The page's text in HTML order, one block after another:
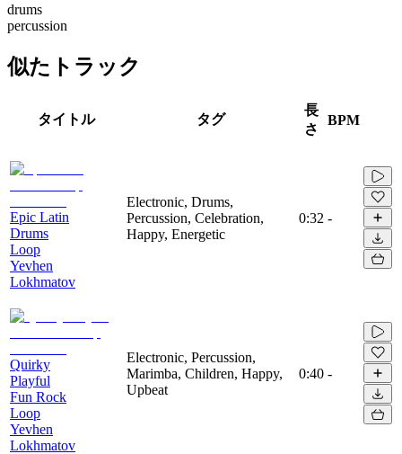
drums
percussion
似たトラック
タイトル タグ
長
さ
BPM
Epic Latin
Drums
Loop
Yevhen
Lokhmatov
Electronic, Drums,
Percussion, Celebration,
Happy, Energetic
0:32 -
Quirky
Playful
Fun Rock
Loop
Yevhen
Lokhmatov
Electronic, Percussion,
Marimba, Children, Happy,
Upbeat
0:40 -